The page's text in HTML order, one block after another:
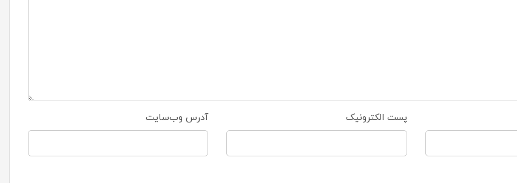
پست الکترونیک آدرس وب‌سایت